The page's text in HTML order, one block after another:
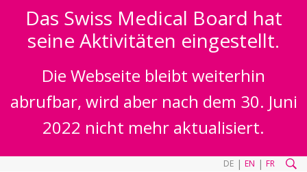
Das Swiss Medical Board hat
seine Aktivitäten eingestellt.
Die Webseite bleibt weiterhin
abrufbar, wird aber nach dem 30. Juni
2022 nicht mehr aktualisiert.
DE | EN | FR